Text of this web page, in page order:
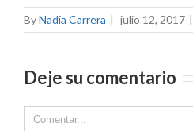
ByNadia Carrera | julio 12, 2017 |
Deje su comentario
Comment